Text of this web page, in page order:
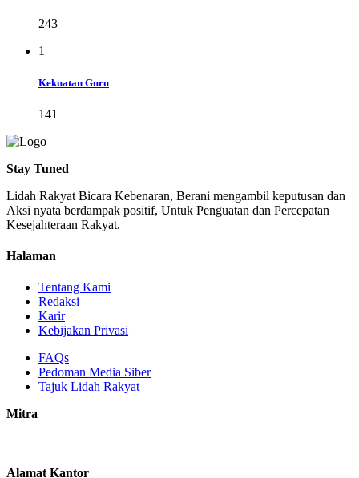
243
1
Kekuatan Guru
141
Stay Tuned
Lidah Rakyat Bicara Kebenaran, Berani mengambil keputusan dan
Aksi nyata berdampak positif, Untuk Penguatan dan Percepatan
Kesejahteraan Rakyat.
Halaman
Tentang Kami
Redaksi
Karir
Kebijakan Privasi
FAQs
Pedoman Media Siber
Tajuk Lidah Rakyat
Mitra
Alamat Kantor